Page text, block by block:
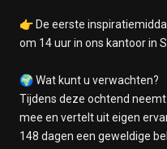
3 maart 2028
Rabaul, Papua New
Op Zee
5 maart 2028
Op Zee
6 maart 2028
👉 De eerste
om 14 uur in ons kantoor in
🌍 Wat kunt u verwachten?
Tijdens deze ochtend
mee en vertelt uit eigen
148 dagen een geweldige